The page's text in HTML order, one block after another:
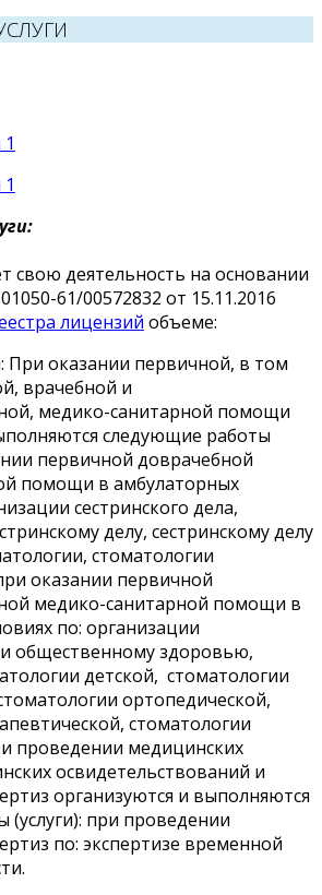
свою деятельность на основании
61/00572832 от 15.11.2016
лицензий объеме:
При оказании первичной, в том
врачебной и
медико-санитарной помощи
следующие работы
первичной доврачебной
помощи в амбулаторных
сестринского дела,
делу, сестринскому делу
стоматологии
оказании первичной
медико-санитарной помощи в
по: организации
общественному здоровью,
детской, стоматологии
ортопедической,
стоматологии
проведении медицинских
освидетельствований и
организуются и выполняются
при проведении
по: экспертизе временной